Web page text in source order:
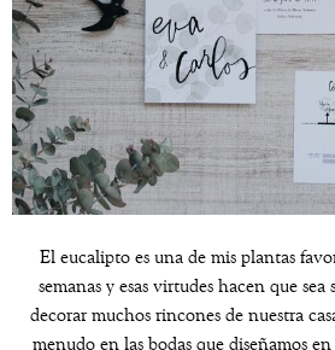
El eucalipto es una de mis plantas
semanas y esas virtudes hacen que
decorar muchos rincones de nuestra
menudo en las bodas que diseñamos en